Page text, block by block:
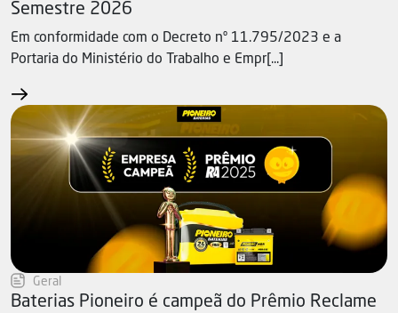
Semestre 2026
Em conformidade com o Decreto nº 11.795/2023 e a
Portaria do Ministério do Trabalho e Empr[...]
Geral
Baterias Pioneiro é campeã do Prêmio Reclame